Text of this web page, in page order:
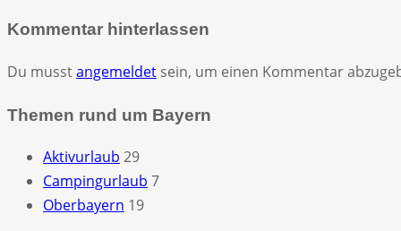
Kommentar hinterlassen
Du musstangemeldet sein, um einen Kommentar
Themen rund um Bayern
Aktivurlaub 29
Campingurlaub 7
Oberbayern 19